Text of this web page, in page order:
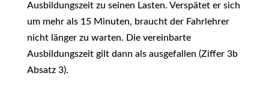
Ausbildungszeit zu seinen Lasten. Verspätet er sich
um mehr als 15 Minuten, braucht der Fahrlehrer
nicht länger zu warten. Die vereinbarte
Ausbildungszeit gilt dann als ausgefallen (Ziffer 3b
Absatz 3).